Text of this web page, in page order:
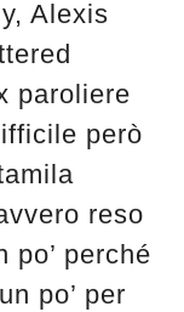
Alexis
paroliere
però
reso
po’ perché
po’ per